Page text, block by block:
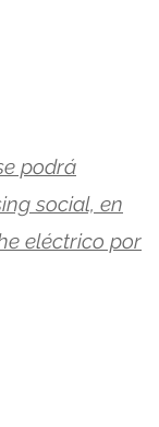
podrá
social, en
eléctrico por